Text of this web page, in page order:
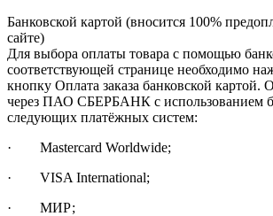
Банковской картой (вносится 100%
сайте)
Для выбора оплаты товара с помощью
соответствующей странице необходимо
кнопку Оплата заказа банковской картой.
через ПАО СБЕРБАНК с использованием
следующих платёжных систем:
· Mastercard Worldwide;
· VISA International;
· МИР;